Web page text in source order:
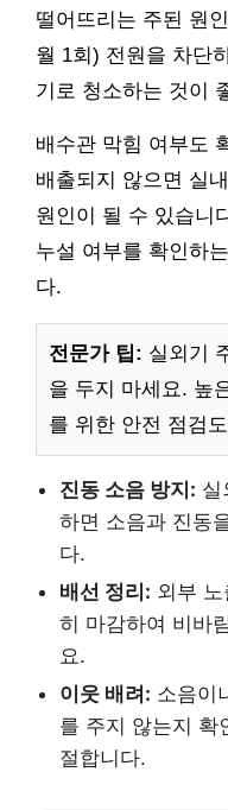
떨어뜨리는 주된 원
월 1회) 전원을 차단
기로 청소하는 것이
배수관 막힘 여부도
배출되지 않으면 실
원인이 될 수 있습니
누설 여부를 확인하
다.
전문가 팁: 실외기
을 두지 마세요. 높
를 위한 안전 점검
진동 소음 방지: 실
하면 소음과 진동
다.
배선 정리: 외부
히 마감하여 비바
요.
이웃 배려: 소음이
를 주지 않는지 확
절합니다.